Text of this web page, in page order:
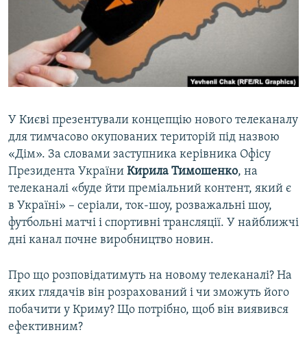
ДЕПОРТАЦІЯ
ВІДЕОУРОКИ «ELIFBE»
СВІДЧЕННЯ ОКУПАЦІЇ
УКРАЇНСЬКА ПРОБЛЕМА КРИМУ
ЯК ОБІЙТИ БЛОКУВАННЯ
Русский
Qırımtatar
Усі сайти RFE/RL
У Києві презентували концепцію нового телеканалу
для тимчасово окупованих територій під назвою
«Дім». За словами заступника керівника Офісу
Президента України Кирила Тимошенко, на
телеканалі «буде йти преміальний контент, який є
в Україні» – серіали, ток-шоу, розважальні шоу,
футбольні матчі і спортивні трансляції. У найближчі
дні канал почне виробництво новин.
Про що розповідатимуть на новому телеканалі? На
яких глядачів він розрахований і чи зможуть його
побачити у Криму? Що потрібно, щоб він виявився
ефективним?